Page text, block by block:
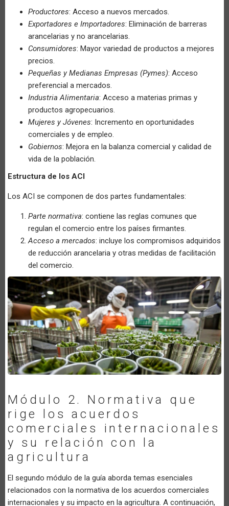
Productores: Acceso a nuevos mercados.
Exportadores e Importadores: Eliminación de barreras
arancelarias y no arancelarias.
Consumidores: Mayor variedad de productos a mejores
precios.
Pequeñas y Medianas Empresas (Pymes): Acceso
preferencial a mercados.
Industria Alimentaria: Acceso a materias primas y
productos agropecuarios.
Mujeres y Jóvenes: Incremento en oportunidades
comerciales y de empleo.
Gobiernos: Mejora en la balanza comercial y calidad de
vida de la población.
Estructura de los ACI
Los ACI se componen de dos partes fundamentales:
Parte normativa: contiene las reglas comunes que
regulan el comercio entre los países firmantes.
Acceso a mercados: incluye los compromisos adquiridos
de reducción arancelaria y otras medidas de facilitación
del comercio.
Módulo 2. Normativa que
rige los acuerdos
comerciales internacionales
y su relación con la
agricultura
El segundo módulo de la guía aborda temas esenciales
relacionados con la normativa de los acuerdos comerciales
internacionales y su impacto en la agricultura. A continuación,